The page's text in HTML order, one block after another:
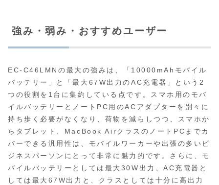
強み・弱み・おすすめユーザー
EC-C46LMNの最大の強みは、「10000mAhモバイル
バッテリー」と「最大67W出力のAC充電器」という2
つの役割を1台に集約している点です。スマホ用のモバ
イルバッテリーとノートPC用のACアダプターを別々に
持ち歩く必要がなくなり、荷物を減らしつつ、スマホか
らタブレット、MacBook AirクラスのノートPCまでカ
バーできる汎用性は、モバイルワーカーや出張の多いビ
ジネスパーソンにとって非常に魅力的です。さらに、モ
バイルバッテリーとしては最大30W出力、AC充電器と
しては最大67W出力と、クラスとしては十分に高出力